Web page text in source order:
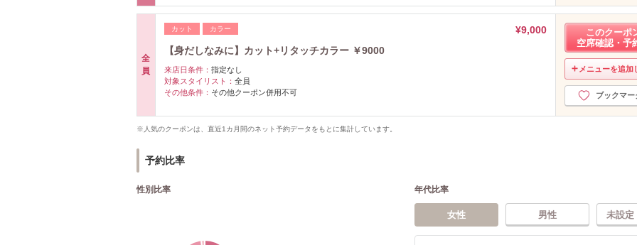
全
員
カット カラー
¥9,000
【身だしなみに】カット+リタッチカラー ￥9000
来店日条件： 指定なし
対象スタイリスト： 全員
その他条件： その他クーポン併用不可
このクーポ
空席確認・予
メニューを追加
ブックマー
※人気のクーポンは、直近1カ月間のネット予約データをもとに集計しています。
予約比率
性別比率 年代比率
女性 男性 未設定